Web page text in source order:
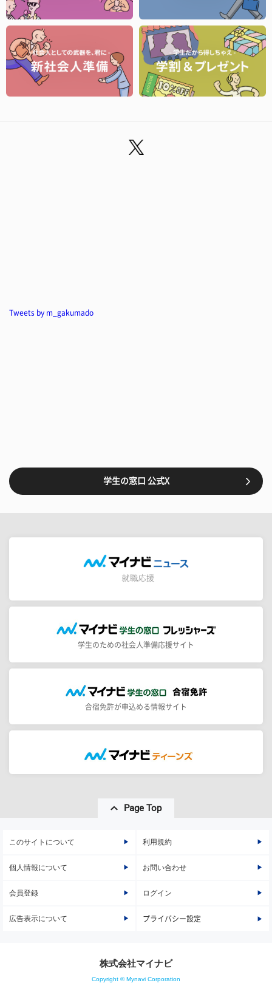
Tweets by m_gakumado
学生の窓口 公式X
学生のための社会人準備応援サイト
合宿免許が申込める情報サイト
Page Top
このサイトについて 利用規約
個人情報について お問い合わせ
会員登録 ログイン
広告表示について プライバシー設定
株式会社マイナビ
Copyright © Mynavi Corporation